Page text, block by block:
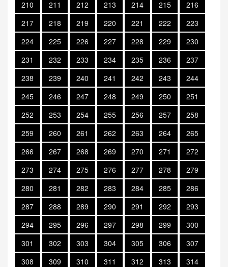
210
211 212 213 214 215
216
217
218 219 220 221 222
223
224
225 226 227 228 229
230
231
232 233 234 235 236
237
238
239 240 241 242 243
244
245
246 247 248 249 250
251
252
253 254 255 256 257
258
259
260 261 262 263 264
265
266
267 268 269 270 271
272
273
274 275 276 277 278
279
280
281 282 283 284 285
286
287
288 289 290 291 292
293
294
295 296 297 298 299
300
301
302 303 304 305 306
307
308
309 310 311 312 313
314